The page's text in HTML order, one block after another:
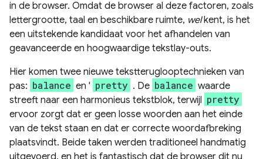
in de browser. Omdat de browser al deze factoren, zoals
lettergrootte, taal en beschikbare ruimte, welkent, is het
een uitstekende kandidaat voor het afhandelen van
geavanceerde en hoogwaardige tekstlay-outs.
Hier komen twee nieuwe tekstteruglooptechnieken van
pas: balance en ' pretty . De balance waarde
streeft naar een harmonieus tekstblok, terwijl pretty
ervoor zorgt dat er geen losse woorden aan het einde
van de tekst staan ​​en dat er correcte woordafbreking
plaatsvindt. Beide taken werden traditioneel handmatig
uitgevoerd, en het is fantastisch dat de browser dit nu